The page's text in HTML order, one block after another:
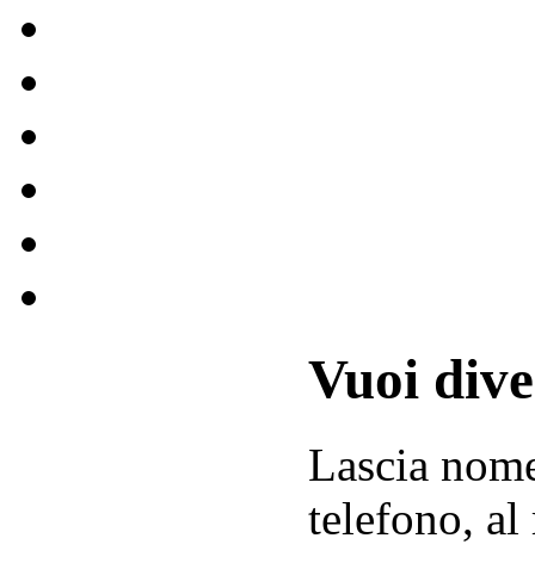
Vuoi
Lascia
telefono, al